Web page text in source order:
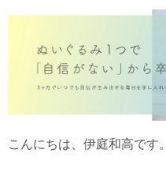
こんにちは、伊庭和高です。